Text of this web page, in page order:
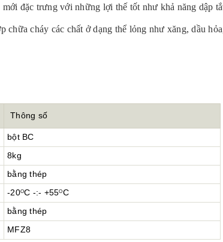
trưng với những lợi thế tốt như khả năng dập
cháy các chất ở dạng thể lỏng như xăng, dầu hỏa,
Thông số
bột BC
8kg
bằng thép
-20OC -:- +55OC
bằng thép
MFZ8